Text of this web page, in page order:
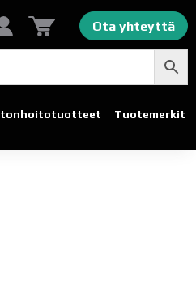
Ota yhteyttä
Tuotemerkit